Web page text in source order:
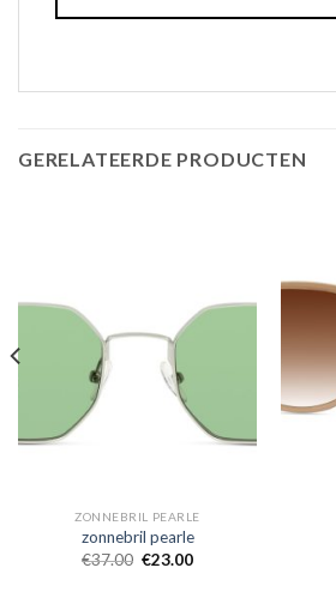
GERELATEERDE PRODUCTEN
ZONNEBRIL PEARLE
zonnebril pearle
€37.00 €23.00